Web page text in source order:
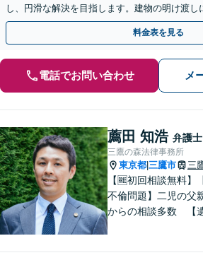
し、円滑な解決を目指します。建物の明け渡し
応しています【夜間相談可｜Web面談可】【武
料金表を見る
電話でお問い合わせ メ
薦田 知浩 弁護士
三鷹の森法律事務所
東京都 三鷹市 三
【🆓初回相談無料】
不倫問題】二児の
からの相談多数 【